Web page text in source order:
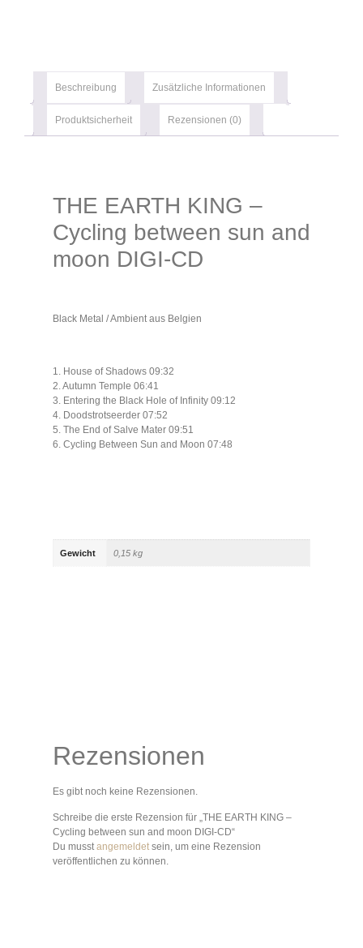
Beschreibung Zusätzliche Informationen
Produktsicherheit Rezensionen (0)
THE EARTH KING –
Cycling between sun and
moon DIGI-CD
Black Metal / Ambient aus Belgien
1. House of Shadows 09:32
2. Autumn Temple 06:41
3. Entering the Black Hole of Infinity 09:12
4. Doodstrotseerder 07:52
5. The End of Salve Mater 09:51
6. Cycling Between Sun and Moon 07:48
Gewicht 0,15 kg
Rezensionen
Es gibt noch keine Rezensionen.
Schreibe die erste Rezension für „THE EARTH KING –
Cycling between sun and moon DIGI-CD“
Du musstangemeldetsein, um eine Rezension
veröffentlichen zu können.